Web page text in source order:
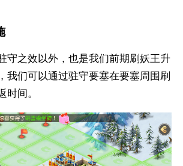
之效以外，也是我们前期刷妖王升
，我们可以通过驻守要塞在要塞周围刷
间。